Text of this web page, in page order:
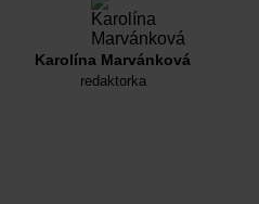
Karolína Marvánková
redaktorka